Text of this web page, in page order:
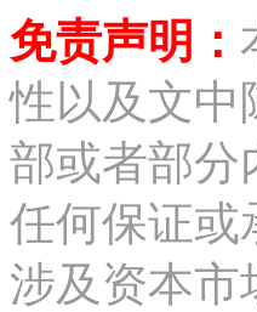
免责声明：
性以及文中
部或者部分
任何保证或
涉及资本市